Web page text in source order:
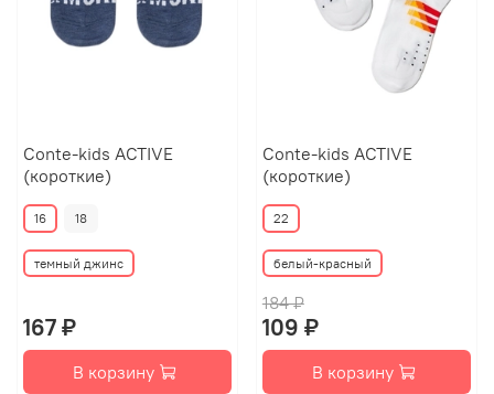
Conte-kids ACTIVE
(короткие)
16 18
темный джинс
167 ₽
В корзину
Conte-kids ACTIVE
(короткие)
22
белый-красный
184 ₽
109 ₽
В корзину